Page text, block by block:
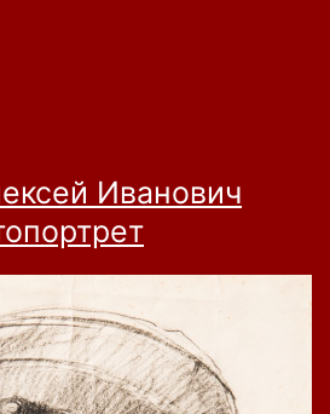
Иванович